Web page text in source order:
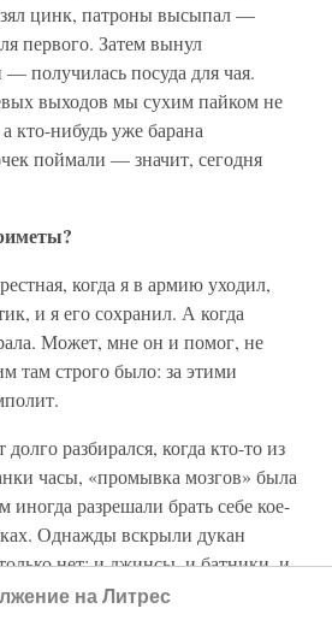
цинк, патроны высыпал —
первого. Затем вынул
получилась посуда для чая.
выходов мы сухим пайком не
кто-нибудь уже барана
поймали — значит, сегодня
когда я в армию уходил,
и я его сохранил. А когда
Может, мне он и помог, не
там строго было: за этими
разбирался, когда кто-то из
часы, «промывка мозгов» была
иногда разрешали брать себе кое-
Однажды вскрыли дукан
нет: и джинсы, и батники, и
правда, и наши
на Литрес